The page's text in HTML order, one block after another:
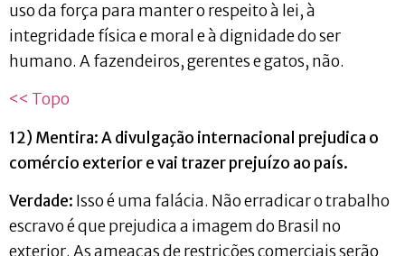
uso da força para manter o respeito à lei, à
integridade física e moral e à dignidade do ser
humano. A fazendeiros, gerentes e gatos, não.
<< Topo
12) Mentira: A divulgação internacional prejudica o
comércio exterior e vai trazer prejuízo ao país.
Verdade: Isso é uma falácia. Não erradicar o trabalho
escravo é que prejudica a imagem do Brasil no
exterior. As ameaças de restrições comerciais serão